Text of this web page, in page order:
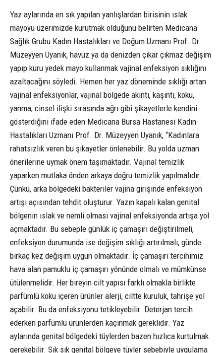
Yaz aylarında en sık yapılan yanlışlardan birisinin ıslak
mayoyu üzerimizde kurutmak olduğunu belirten Medicana
Sağlık Grubu Kadın Hastalıkları ve Doğum Uzmanı Prof. Dr.
Müzeyyen Uyanık, havuz ya da denizden çıkar çıkmaz değişim
yapıp kuru yedek mayo kullanmak vajinal enfeksiyon sıklığını
azaltacağını söyledi. Hemen her yaz döneminde sıklığı artan
vajinal enfeksiyonlar, vajinal bölgede akıntı, kaşıntı, koku,
yanma, cinsel ilişki sırasında ağrı gibi şikayetlerle kendini
gösterdiğini ifade eden Medicana Bursa Hastanesi Kadın
Hastalıkları Uzmanı Prof. Dr. Müzeyyen Uyanık, “Kadınlara
rahatsızlık veren bu şikayetler önlenebilir. Bu yolda uzman
önerilerine uymak önem taşımaktadır. Vajinal temizlik
yaparken mutlaka önden arkaya doğru temizlik yapılmalıdır.
Çünkü, arka bölgedeki bakteriler vajina girişinde enfeksiyon
artışı açısından tehdit oluşturur. Yazın kapalı kalan genital
bölgenin ıslak ve nemli olması vajinal enfeksiyonda artışa yol
açmaktadır. Bu sebeple günlük iç çamaşırı değiştirilmeli,
enfeksiyon durumunda ise değişim sıklığı artırılmalı, günde
birkaç kez değişim uygun olmaktadır. İç çamaşırı tercihimiz
hava alan pamuklu iç çamaşırı yönünde olmalı ve mümkünse
ütülenmelidir. Her bireyin cilt yapısı farklı olmakla birlikte
parfümlü koku içeren ürünler alerji, ciltte kuruluk, tahrişe yol
açabilir. Bu da enfeksiyonu tetikleyebilir. Deterjan tercih
ederken parfümlü ürünlerden kaçınmak gereklidir. Yaz
aylarında genital bölgedeki tüylerden bazen hızlıca kurtulmak
gerekebilir. Sık sık genital bölgeye tüyler sebebiyle uygulama